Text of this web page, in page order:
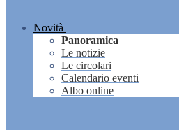
Novità
Panoramica
Le notizie
Le circolari
Calendario eventi
Albo online